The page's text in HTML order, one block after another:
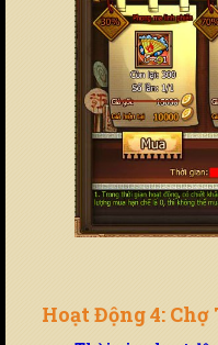
Hoạt Động 4: Chợ